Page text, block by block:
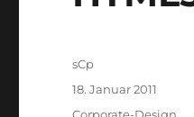
Autor
sCp
Veröffentlicht
18. Januar 2011
Kategorien